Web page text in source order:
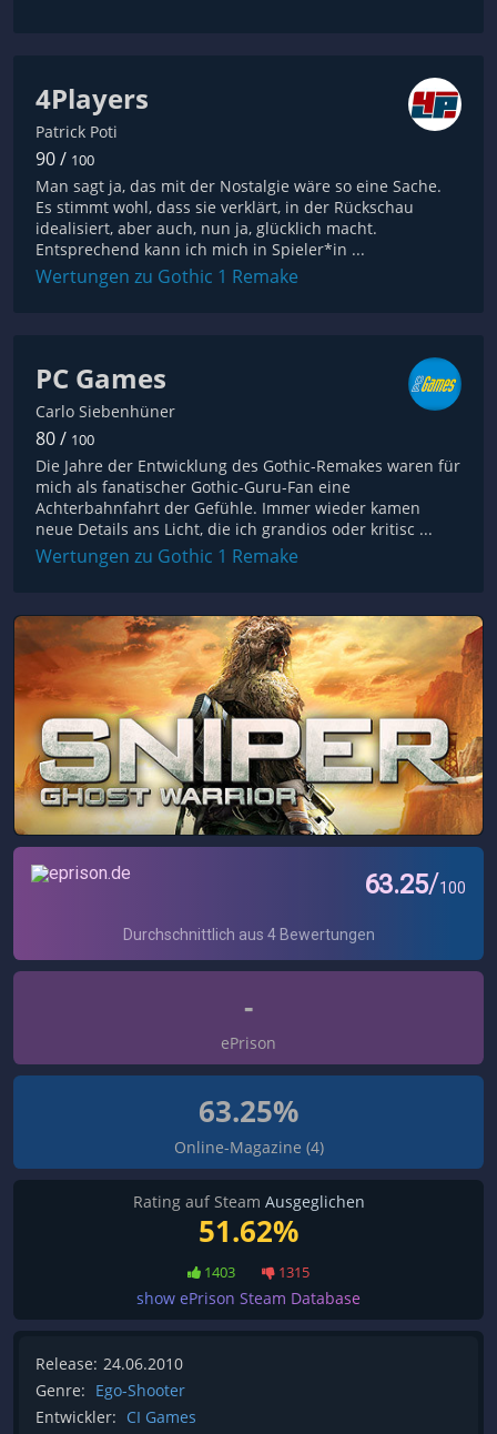
4Players
Patrick Poti
90 / 100
Man sagt ja, das mit der Nostalgie wäre so eine Sache.
Es stimmt wohl, dass sie verklärt, in der Rückschau
idealisiert, aber auch, nun ja, glücklich macht.
Entsprechend kann ich mich in Spieler*in ...
Wertungen zu Gothic 1 Remake
PC Games
Carlo Siebenhüner
80 / 100
Die Jahre der Entwicklung des Gothic-Remakes waren für
mich als fanatischer Gothic-Guru-Fan eine
Achterbahnfahrt der Gefühle. Immer wieder kamen
neue Details ans Licht, die ich grandios oder kritisc ...
Wertungen zu Gothic 1 Remake
-
ePrison
63.25%
Online-Magazine (4)
Rating auf Steam Ausgeglichen
51.62%
1403 1315
show ePrison Steam Database
Release: 24.06.2010
Genre: Ego-Shooter
Entwickler: CI Games